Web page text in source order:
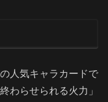
人気キャラカードで
わらせられる火力」